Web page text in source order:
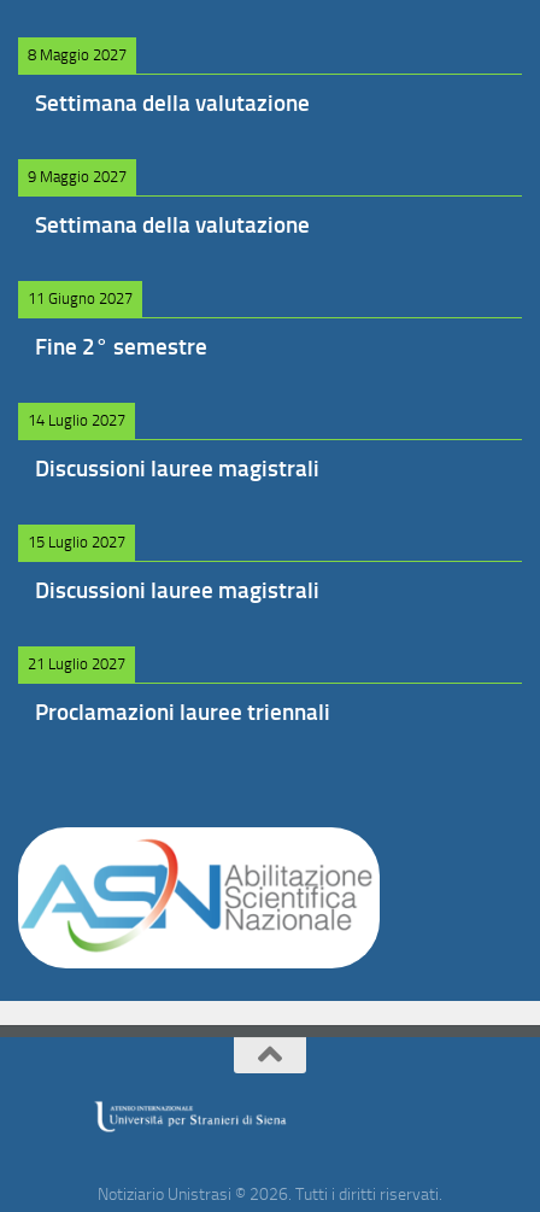
8 Maggio 2027
Settimana della valutazione
9 Maggio 2027
Settimana della valutazione
11 Giugno 2027
Fine 2° semestre
14 Luglio 2027
Discussioni lauree magistrali
15 Luglio 2027
Discussioni lauree magistrali
21 Luglio 2027
Proclamazioni lauree triennali
Notiziario Unistrasi © 2026. Tutti i diritti riservati.